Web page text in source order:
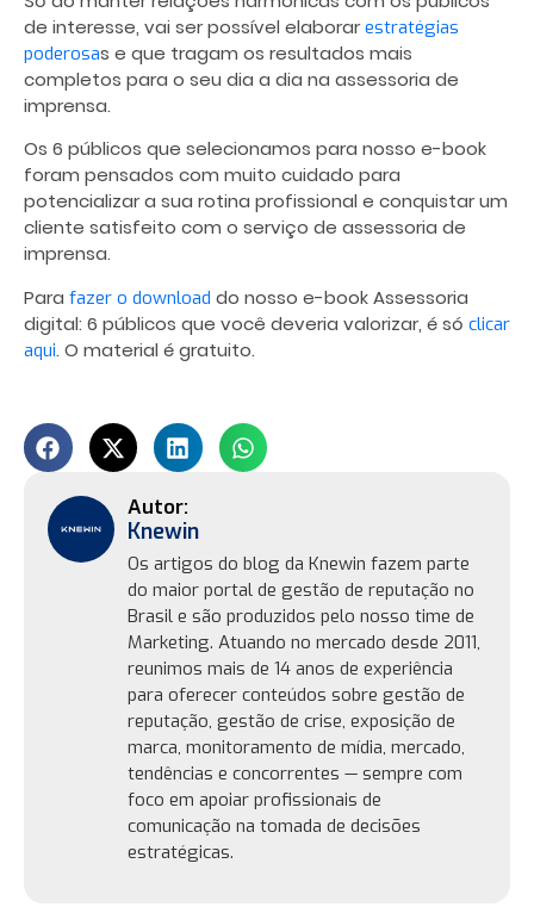
de interesse, vai ser possível elaborarestratégias
poderosas e que tragam os resultados mais
completos para o seu dia a dia na assessoria de
imprensa.
Os 6 públicos que selecionamos para nosso e-book
foram pensados com muito cuidado para
potencializar a sua rotina profissional e conquistar um
cliente satisfeito com o serviço de assessoria de
imprensa.
Para fazer o download do nosso e-bookAssessoria
digital: 6 públicos que você deveria valorizar, é só clicar
aqui. O material é gratuito.
Knewin
Os artigos do blog da Knewin fazem parte
do maior portal de gestão de reputação no
Brasil e são produzidos pelo nosso time de
Marketing. Atuando no mercado desde 2011,
reunimos mais de 14 anos de experiência
para oferecer conteúdos sobre gestão de
reputação, gestão de crise, exposição de
marca, monitoramento de mídia, mercado,
tendências e concorrentes — sempre com
foco em apoiar profissionais de
comunicação na tomada de decisões
estratégicas.